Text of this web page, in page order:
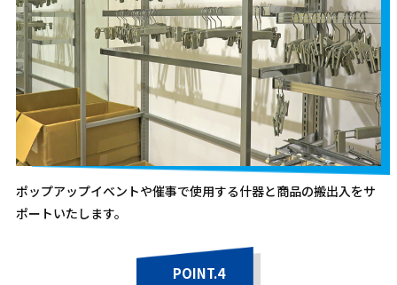
ポップアップイベントや催事で使用する什器と商品の搬出入をサ
ポートいたします。
POINT.4